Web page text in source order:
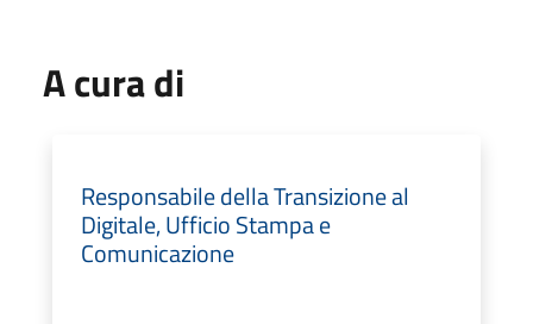
A cura di
Responsabile della Transizione al
Digitale, Ufficio Stampa e
Comunicazione